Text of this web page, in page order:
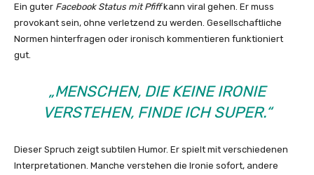
Ein guter Facebook Status mit Pfiffkann viral gehen. Er muss
provokant sein, ohne verletzend zu werden. Gesellschaftliche
Normen hinterfragen oder ironisch kommentieren funktioniert
gut.
„MENSCHEN, DIE KEINE IRONIE
VERSTEHEN, FINDE ICH SUPER.“
Dieser Spruch zeigt subtilen Humor. Er spielt mit verschiedenen
Interpretationen. Manche verstehen die Ironie sofort, andere